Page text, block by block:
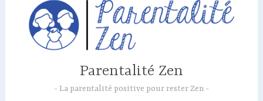
contenu
principal
Parentalité Zen
La parentalité positive pour rester Zen